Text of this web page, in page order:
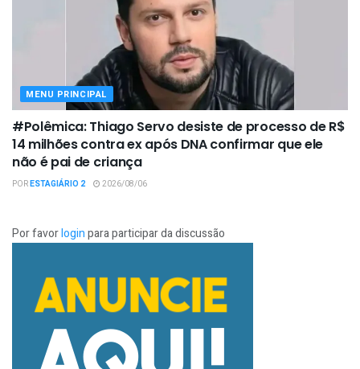
MENU PRINCIPAL
#Polêmica: Thiago Servo desiste de processo de R$
14 milhões contra ex após DNA confirmar que ele
não é pai de criança
PORESTAGIÁRIO 2 2026/08/06
Por favorloginpara participar da discussão